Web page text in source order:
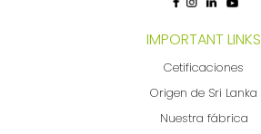
IMPORTANT LINKS
Cetificaciones
Origen de Sri Lanka
Nuestra fábrica